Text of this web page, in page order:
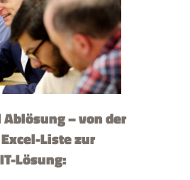
– von der
Liste zur
Lösung: